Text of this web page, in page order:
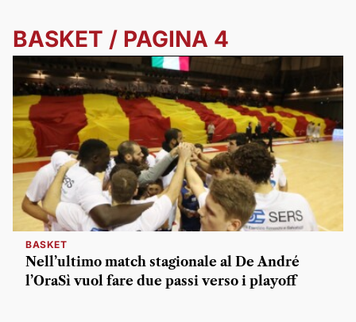
BASKET / PAGINA 4
BASKET
Nell’ultimo match stagionale al De André
l’OraSì vuol fare due passi verso i playoff